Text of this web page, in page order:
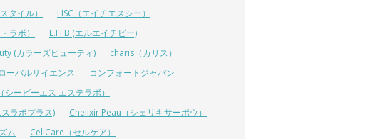
タイル）
HSC（エイチエスシー）
ラボ）
L.H.B (エルエイチビー)
(カラーズビューティ)
charis（カリス）
ーバルサイエンス
コンフォートジャパン
シービーエス エステラボ）
ラボプラス)
Chelixir Peau（シェリキサーポウ）
ム
CellCare（セルケア）